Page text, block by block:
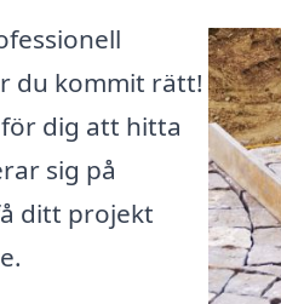
du kommit rätt!
dig att hitta
sig på
ditt projekt